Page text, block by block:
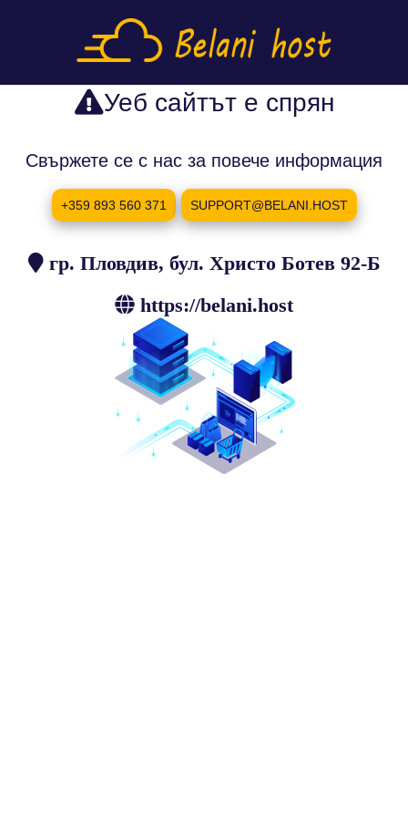
Уеб сайтът е спрян
Свържете се с нас за повече информация
+359 893 560 371 SUPPORT@BELANI.HOST
гр. Пловдив, бул. Христо Ботев 92-Б
https://belani.host